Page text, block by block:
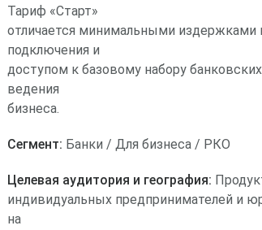
Тариф «Старт»
отличается минимальными издержками
подключения и
доступом к базовому набору
ведения
бизнеса.
Сегмент: Банки / Для бизнеса / РКО
Целевая аудитория и география:
индивидуальных предпринимателей и
на